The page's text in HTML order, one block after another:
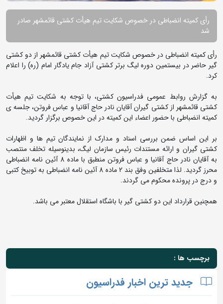
رأی کمیته انضباطی در خصوص شکایت تیم هیأت کشتی قائمشهر صادر
شد
رأی کمیته انضباطی در خصوص شکایت تیم هیأت کشتی قائمشهر از دو کشتی
گیر حاضر در بیستمین دوره لیگ برتر کشتی آزاد جام یادگار امام (ره) را اعلام
کرد.
به گزارش روابط عمومی فدراسیون کشتی، با توجه به شکایت تیم هیأت
کشتی قائمشهر از کشتی گیران آقایان نادر حاج آقانیا و عباس فروتن، جلسه ی
کمیته انضباطی با حضور اعضاء این کمیته در این خصوص برگزار گردید.
بر این اساس ضمن بررسی اسناد و مدارک از نمایندگان تیم ها و اظهارات
کشتی گیران و ارائه مستندات رئیس سازمان لیگ، بدینوسیله تخلف منتصب
به آقایان نادر حاج آقانیا و عباس فروتن منطبق با ماده 8 آئین نامه انضباطی
محرز گردید. لذا متخلفین وفق بند 2 ماده 8 آئین نامه انضباطی به توبیخ کتبی
و درج در پرونده محکوم می گردند.
همچنین قرارداد این دو کشتی گیر با باشگاه استقلال معتبر می باشد.
برچسب ها :
جدید ترین اخبار فدراسیون